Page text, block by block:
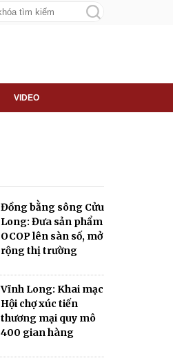
VIDEO
Đồng bằng sông Cửu
Long: Đưa sản phẩm
OCOP lên sàn số, mở
rộng thị trường
Vĩnh Long: Khai mạc
Hội chợ xúc tiến
thương mại quy mô
400 gian hàng